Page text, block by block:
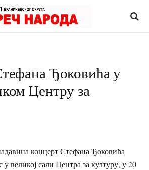
Ђоковића у
Центру за
концерт Стефана Ђоковића
у великој сали Центра за културу, у 20